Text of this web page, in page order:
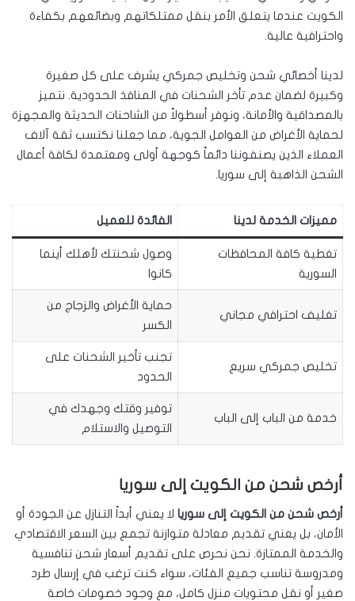
الكويت عندما يتعلق الأمر بنقل ممتلكاتهم وبضائعهم بكفاءة
واحترافية عالية.
لدينا أخصائي شحن وتخليص جمركي يشرف على كل صغيرة
وكبيرة لضمان عدم تأخر الشحنات في المنافذ الحدودية. نتميز
بالمصداقية والأمانة، ونوفر أسطولاً من الشاحنات الحديثة والمجهزة
لحماية الأغراض من العوامل الجوية، مما جعلنا نكتسب ثقة آلاف
العملاء الذين يصنفوننا دائماً كوجهة أولى ومعتمدة لكافة أعمال
الشحن الذاهبة إلى سوريا.
مميزات الخدمة لدينا الفائدة للعميل
تغطية كافة المحافظات
السورية
وصول شحنتك لأهلك أينما
كانوا
تغليف احترافي مجاني
حماية الأغراض والزجاج من
الكسر
تخليص جمركي سريع
تجنب تأخير الشحنات على
الحدود
خدمة من الباب إلى الباب
توفير وقتك وجهدك في
التوصيل والاستلام
أرخص شحن من الكويت إلى سوريا
أرخص شحن من الكويت إلى سوريا لا يعني أبداً التنازل عن الجودة أو
الأمان، بل يعني تقديم معادلة متوازنة تجمع بين السعر الاقتصادي
والخدمة الممتازة. نحن نحرص على تقديم أسعار شحن تنافسية
ومدروسة تناسب جميع الفئات، سواء كنت ترغب في إرسال طرد
صغير أو نقل محتويات منزل كامل، مع وجود خصومات خاصة